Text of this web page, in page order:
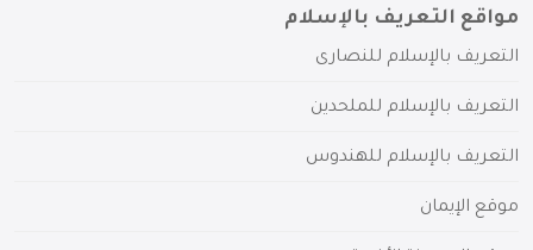
مواقع التعريف بالإسلام
التعريف بالإسلام للنصارى
التعريف بالإسلام للملحدين
التعريف بالإسلام للهندوس
موقع الإيمان